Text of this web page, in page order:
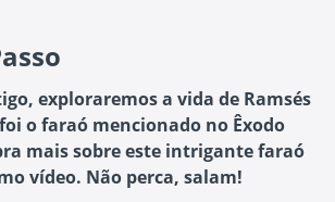
exploraremos a vida de Ramsés
o faraó mencionado no Êxodo
mais sobre este intrigante faraó
vídeo. Não perca, salam!